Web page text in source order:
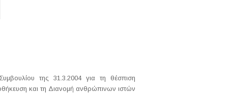
της 31.3.2004 για τη θέσπιση
και τη Διανομή ανθρώπινων ιστών